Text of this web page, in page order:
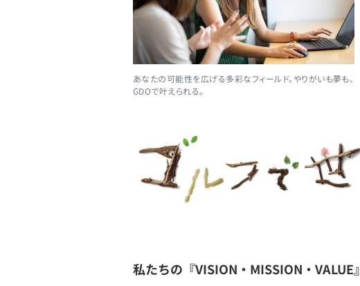
あなたの可能性を広げる多彩なフィールド。やりがいも夢も、
GDOで叶えられる。
私たちの『VISION・MISSION・VALUE』